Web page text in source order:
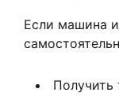
Если машина